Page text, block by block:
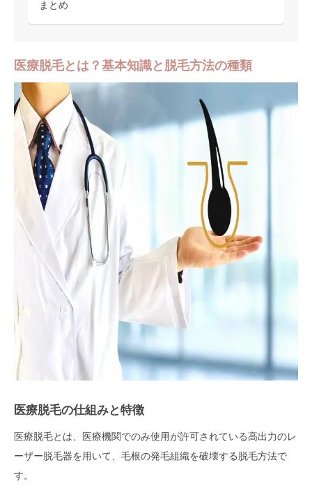
まとめ
医療脱毛とは？基本知識と脱毛方法の種類
医療脱毛の仕組みと特徴
医療脱毛とは、医療機関でのみ使用が許可されている高出力のレ
ーザー脱毛器を用いて、毛根の発毛組織を破壊する脱毛方法で
す。